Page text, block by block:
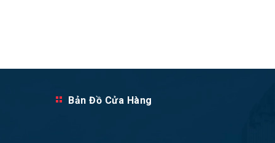
Bản Đồ Cửa Hàng